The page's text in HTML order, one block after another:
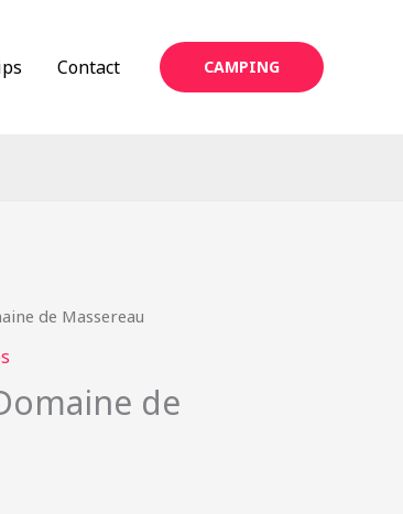
Contact CAMPING
de Massereau
de